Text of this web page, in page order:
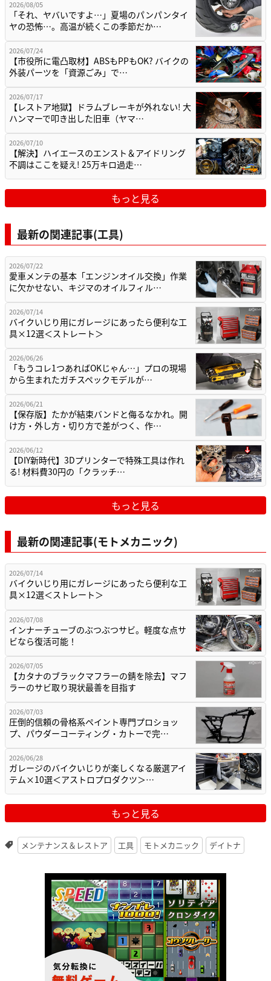
2026/08/05
「それ、ヤバいですよ…」夏場のパンパンタイ
ヤの恐怖…。高温が続くこの季節だか…
2026/07/24
【市役所に電凸取材】ABSもPPもOK? バイクの
外装パーツを「資源ごみ」で…
2026/07/17
【レストア地獄】ドラムブレーキが外れない! 大
ハンマーで叩き出した旧車（ヤマ…
2026/07/10
【解決】ハイエースのエンスト＆アイドリング
不調はここを疑え! 25万キロ過走…
もっと見る
最新の関連記事(工具)
2026/07/22
愛車メンテの基本「エンジンオイル交換」作業
に欠かせない、キジマのオイルフィル…
2026/07/14
バイクいじり用にガレージにあったら便利な工
具×12選＜ストレート＞
2026/06/26
「もうコレ1つあればOKじゃん…」プロの現場
から生まれたガチスペックモデルが…
2026/06/21
【保存版】たかが結束バンドと侮るなかれ。開
け方・外し方・切り方で差がつく、作…
2026/06/12
【DIY新時代】3Dプリンターで特殊工具は作れ
る! 材料費30円の「クラッチ…
もっと見る
最新の関連記事(モトメカニック)
2026/07/14
バイクいじり用にガレージにあったら便利な工
具×12選＜ストレート＞
2026/07/08
インナーチューブのぶつぶつサビ。軽度な点サ
ビなら復活可能！
2026/07/05
【カタナのブラックマフラーの錆を除去】マフ
ラーのサビ取り現状最善を目指す
2026/07/03
圧倒的信頼の骨格系ペイント専門プロショッ
プ、パウダーコーティング・カトーで完…
2026/06/28
ガレージのバイクいじりが楽しくなる厳選アイ
テム×10選＜アストロプロダクツ＞…
もっと見る
メンテナンス＆レストア 工具 モトメカニック デイトナ